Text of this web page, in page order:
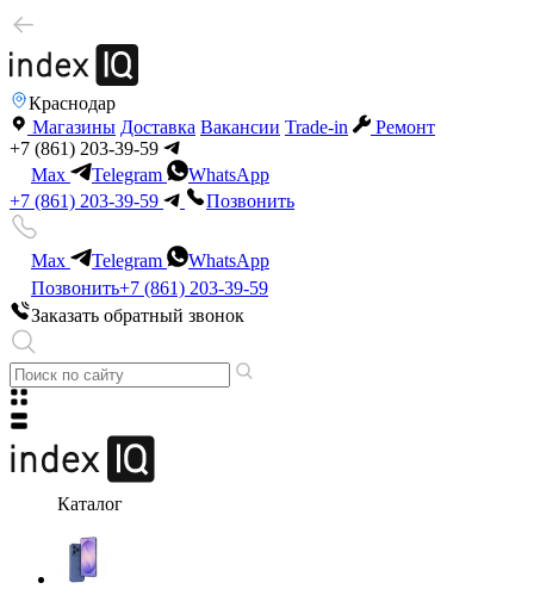
Краснодар
Магазины Доставка Вакансии Trade-in
Ремонт
+7 (861) 203-39-59
Max
Telegram
WhatsApp
+7 (861) 203-39-59
Позвонить
Max Telegram
WhatsApp
Позвонить+7 (861) 203-39-59
Заказать обратный звонок
Каталог